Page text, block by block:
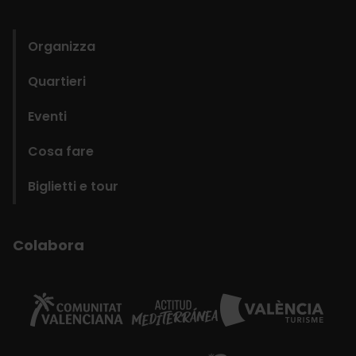
Organizza
Quartieri
Eventi
Cosa fare
Biglietti e tour
Colabora